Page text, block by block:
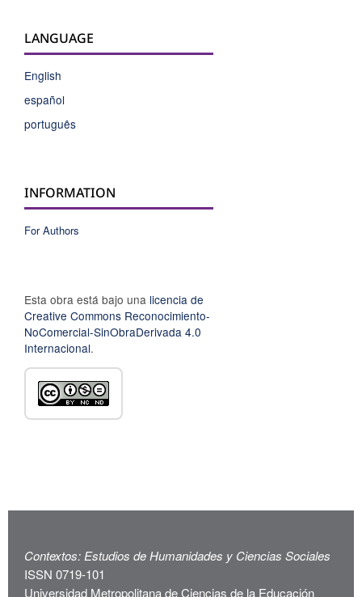
LANGUAGE
English
español
português
INFORMATION
For Authors
Esta obra está bajo una licencia de
Creative Commons Reconocimiento-
NoComercial-SinObraDerivada 4.0
Internacional.
Contextos: Estudios de Humanidades y Ciencias Sociales
ISSN 0719-101
Universidad Metropolitana de Ciencias de la Educación